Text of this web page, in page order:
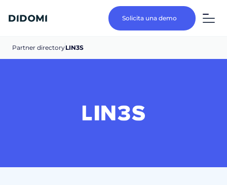
Solicita una demo
Partner directoryLIN3S